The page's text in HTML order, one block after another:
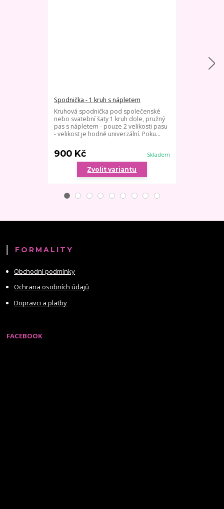
Spodnička - 1 kruh s nápletem
Kruhová spodnička pod společenské
nebo svatební šaty 1 kruh dole, pružný
pas s nápletem - pouze 2 velikosti pasu
- velikost je hodně univerzální. Poku...
900 Kč Skladem
Zvolit variantu
FORMALITY
Obchodní podmínky
Ochrana osobních údajů
Dopravci a platby
FACEBOOK